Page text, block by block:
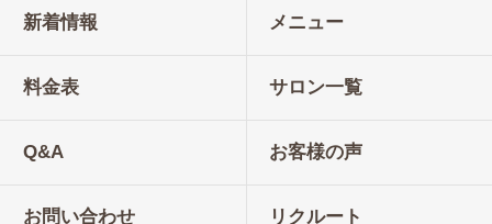
新着情報 メニュー
料金表 サロン一覧
Q&A お客様の声
お問い合わせ リクルート